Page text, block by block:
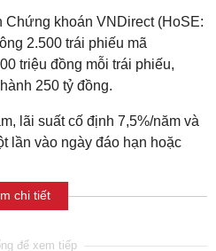
Chứng khoán VNDirect (HoSE:
2.500 trái phiếu mã
triệu đồng mỗi trái phiếu,
250 tỷ đồng.
lãi suất cố định 7,5%/năm và
lần vào ngày đáo hạn hoặc
chi tiết